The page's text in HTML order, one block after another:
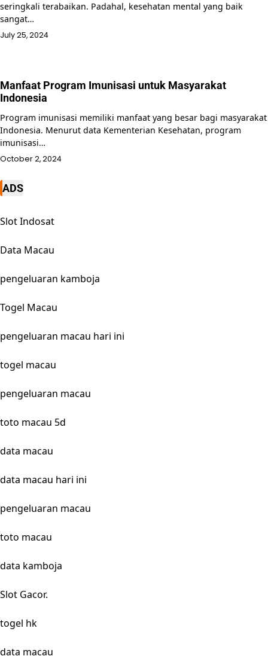
seringkali terabaikan. Padahal, kesehatan mental yang baik
sangat…
July 25, 2024
Manfaat Program Imunisasi untuk Masyarakat
Indonesia
Program imunisasi memiliki manfaat yang besar bagi masyarakat
Indonesia. Menurut data Kementerian Kesehatan, program
imunisasi…
October 2, 2024
ADS
Slot Indosat
Data Macau
pengeluaran kamboja
Togel Macau
pengeluaran macau hari ini
togel macau
pengeluaran macau
toto macau 5d
data macau
data macau hari ini
pengeluaran macau
toto macau
data kamboja
Slot Gacor.
togel hk
data macau